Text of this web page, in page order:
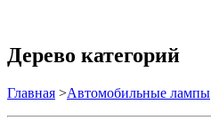
Дерево категорий
Главная >Автомобильные лампы